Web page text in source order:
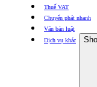
Thuế VAT
Chuyển phát nhanh
Văn bản luật
Dịch vụ khác